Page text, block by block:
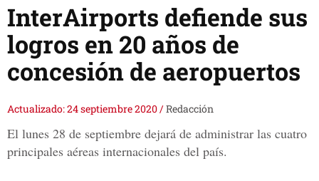
InterAirports defiende sus
logros en 20 años de
concesión de aeropuertos
Actualizado: 24 septiembre 2020/Redacción
El lunes 28 de septiembre dejará de administrar las cuatro
principales aéreas internacionales del país.